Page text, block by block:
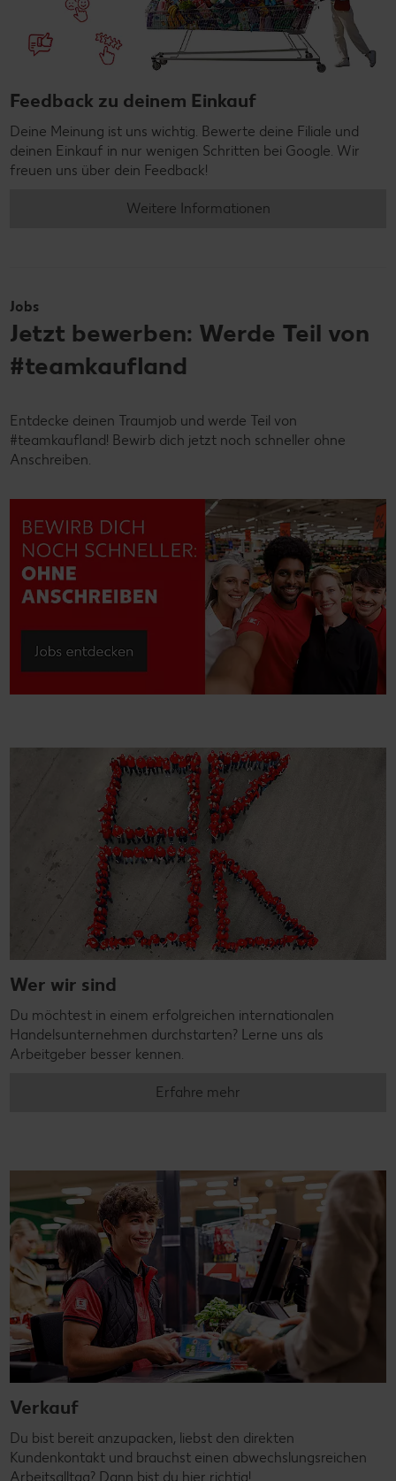
Feedback zu deinem Einkauf
Deine Meinung ist uns wichtig. Bewerte deine Filiale und
deinen Einkauf in nur wenigen Schritten bei Google. Wir
freuen uns über dein Feedback!
Weitere Informationen
Jobs
Jetzt bewerben: Werde Teil von
#teamkaufland
Entdecke deinen Traumjob und werde Teil von
#teamkaufland! Bewirb dich jetzt noch schneller ohne
Anschreiben.
Wer wir sind
Du möchtest in einem erfolgreichen internationalen
Handelsunternehmen durchstarten? Lerne uns als
Arbeitgeber besser kennen.
Erfahre mehr
Verkauf
Du bist bereit anzupacken, liebst den direkten
Kundenkontakt und brauchst einen abwechslungsreichen
Arbeitsalltag? Dann bist du hier richtig!